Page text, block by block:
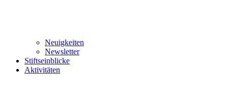
Neuigkeiten
Newsletter
Stiftseinblicke
Aktivitäten